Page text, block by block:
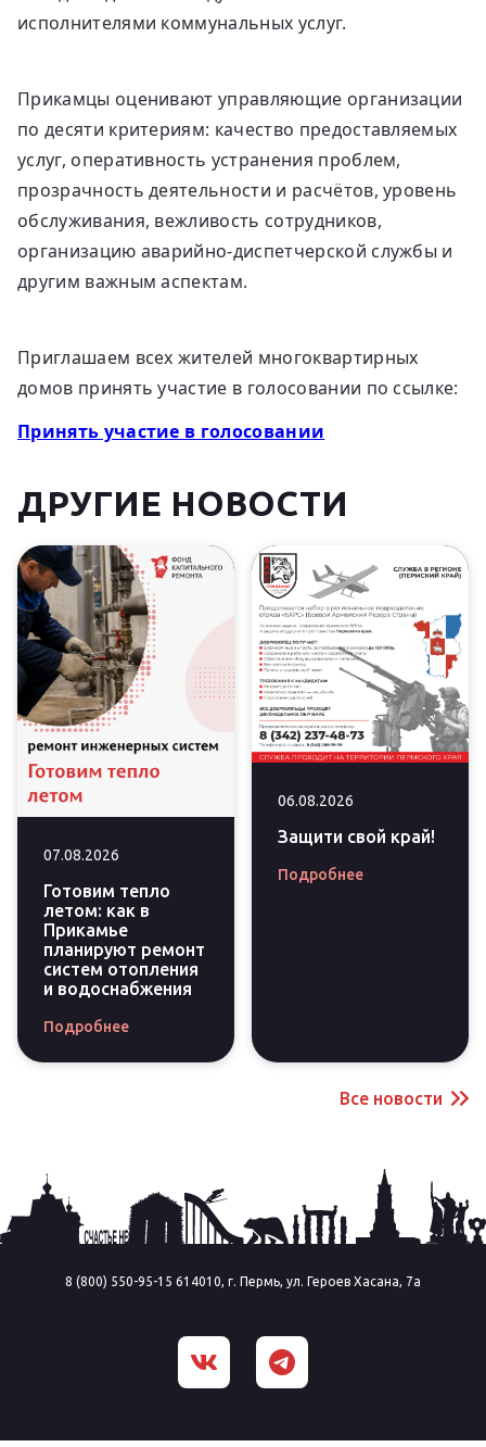
исполнителями коммунальных услуг.
Прикамцы оценивают управляющие организации
по десяти критериям: качество предоставляемых
услуг, оперативность устранения проблем,
прозрачность деятельности и расчётов, уровень
обслуживания, вежливость сотрудников,
организацию аварийно-диспетчерской службы и
другим важным аспектам.
Приглашаем всех жителей многоквартирных
домов принять участие в голосовании по ссылке:
Принять участие в голосовании
ДРУГИЕ НОВОСТИ
07.08.2026
Готовим тепло
летом: как в
Прикамье
планируют ремонт
систем отопления
и водоснабжения
Подробнее
06.08.2026
Защити свой край!
Подробнее
Все новости
8 (800) 550-95-15 614010, г. Пермь, ул. Героев Хасана, 7а